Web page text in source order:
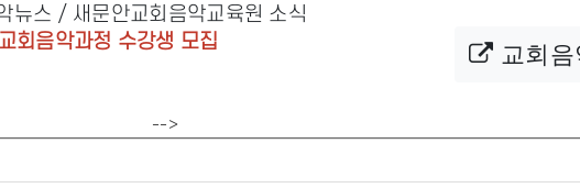
뉴스 / 새문안교회음악교육원 소식
회음악과정 수강생 모집
교회
-->